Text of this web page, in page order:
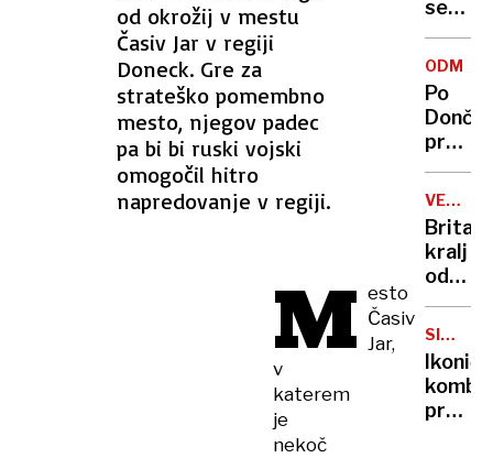
od okrožij v mestu
Časiv Jar v regiji
Doneck. Gre za
strateško pomembno
mesto, njegov padec
pa bi bi ruski vojski
omogočil hitro
napredovanje v regiji.
M esto
Časiv
Jar,
v
katerem
je
nekoč
se
cilji
vlade
Po
Karma
je
psica,
Nico
pa
njen
sin
VELIKA
kralj
zaradi
raka
SIMBOL
kombi